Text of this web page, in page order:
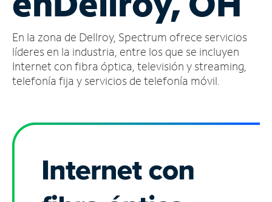
cuenta
Encuentra
una
tienda
En la zona de Dellroy, Spectrum ofrece servicios
líderes en la industria, entre los que se incluyen
Internet con fibra óptica, televisión y streaming,
telefonía fija y servicios de telefonía móvil.